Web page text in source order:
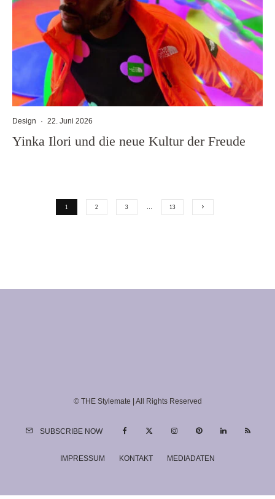
Design · 22. Juni 2026
Yinka Ilori und die neue Kultur der Freude
1 2 3 … 13
© THE Stylemate | All Rights Reserved
SUBSCRIBE NOW
IMPRESSUM KONTAKT MEDIADATEN